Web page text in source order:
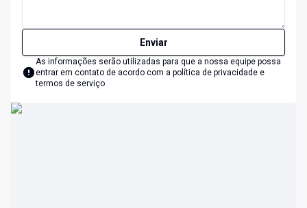
Enviar
As informações serão utilizadas para que a nossa equipe possa
entrar em contato de acordo com a política de privacidade e
termos de serviço